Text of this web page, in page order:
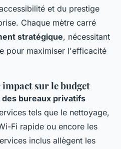
et du prestige
Chaque mètre carré
stratégique, nécessitant
pour maximiser l'efficacité
sur le budget
bureaux privatifs
tels que le nettoyage,
Fi rapide ou encore les
inclus allègent les